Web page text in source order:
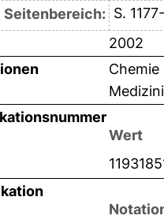
Seitenbereich: S.
2002
Wert